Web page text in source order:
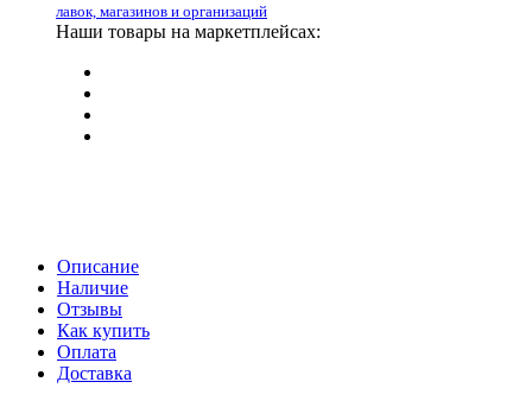
лавок, магазинов и организаций
Наши товары на маркетплейсах:
Описание
Наличие
Отзывы
Как купить
Оплата
Доставка